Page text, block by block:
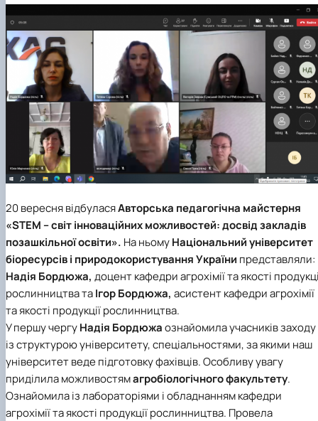
20 вересня відбуласяАвторська педагогічна майстерня
«STEM – світ інноваційних можливостей: досвід закладів
позашкільної освіти». На ньомуНаціональний університет
біоресурсів і природокористування України представляли:
Надія Бордюжа, доцент кафедри агрохімії та якості
рослинництва таІгор Бордюжа, асистент кафедри агрохімії
та якості продукції рослинництва.
У першу чергуНадія Бордюжаознайомила учасників заходу
із структурою університету, спеціальностями, за якими наш
університет веде підготовку фахівців. Особливу увагу
приділила можливостямагробіологічного факультету.
Ознайомила із лабораторіями і обладнанням кафедри
агрохімії та якості продукції рослинництва. Провела